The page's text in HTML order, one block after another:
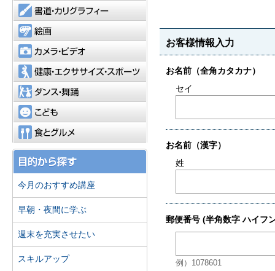
絵画
カメラ・ビデオ
健康・エクササイズ・スポーツ
ダンス・舞踊
食とグルメ
今月のおすすめ講座
早朝・夜間に学ぶ
週末を充実させたい
スキルアップ